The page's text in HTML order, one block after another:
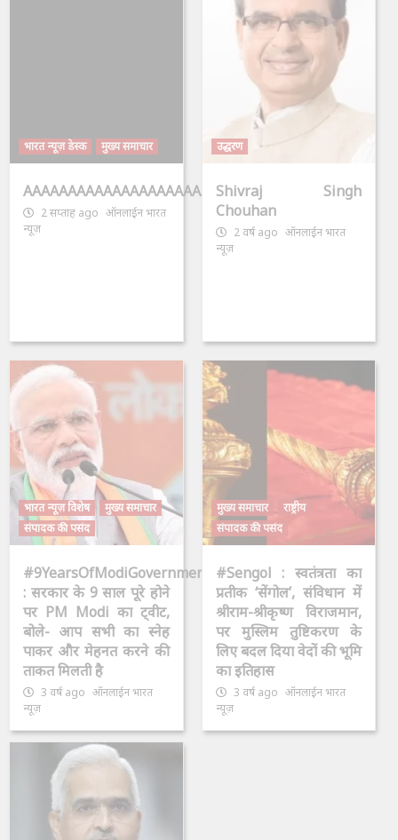
भारत न्यूज़ डेस्क मुख्य समाचार
AAAAAAAAAAAAAAAAAAAAAAAAAAAAAAAAA
2 सप्ताह ago ऑनलाईन भारत
न्यूज़
उद्धरण
Shivraj Singh
Chouhan
2 वर्ष ago ऑनलाईन भारत
न्यूज़
भारत न्यूज़ विशेष
मुख्य समाचार
संपादक की पसंद
#9YearsOfModiGovernment
: सरकार के 9 साल पूरे होने
पर PM Modi का ट्वीट,
बोले- आप सभी का स्नेह
पाकर और मेहनत करने की
ताकत मिलती है
3 वर्ष ago ऑनलाईन भारत
न्यूज़
मुख्य समाचार
राष्ट्रीय
संपादक की पसंद
#Sengol : स्वतंत्रता का
प्रतीक ‘सेंगोल’, संविधान में
श्रीराम-श्रीकृष्ण विराजमान,
पर मुस्लिम तुष्टिकरण के
लिए बदल दिया वेदों की भूमि
का इतिहास
3 वर्ष ago ऑनलाईन भारत
न्यूज़